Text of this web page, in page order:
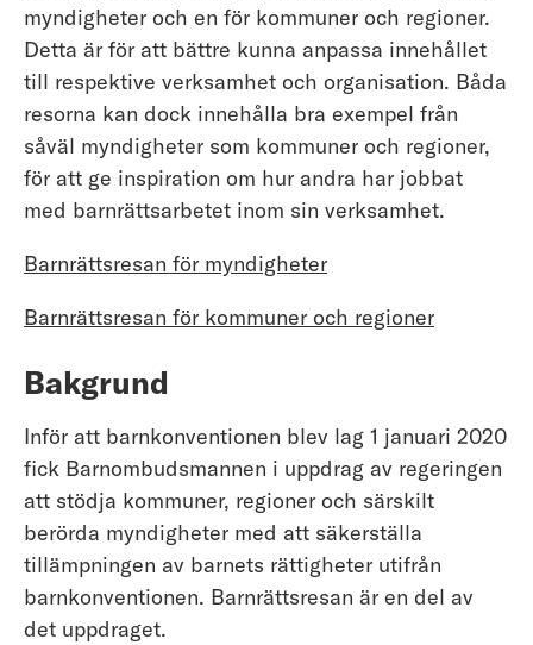
myndigheter och en för kommuner och regioner.
Detta är för att bättre kunna anpassa innehållet
till respektive verksamhet och organisation. Båda
resorna kan dock innehålla bra exempel från
såväl myndigheter som kommuner och regioner,
för att ge inspiration om hur andra har jobbat
med barnrättsarbetet inom sin verksamhet.
Barnrättsresan för myndigheter
Barnrättsresan för kommuner och regioner
Bakgrund
Inför att barnkonventionen blev lag 1 januari 2020
fick Barnombudsmannen i uppdrag av regeringen
att stödja kommuner, regioner och särskilt
berörda myndigheter med att säkerställa
tillämpningen av barnets rättigheter utifrån
barnkonventionen. Barnrättsresan är en del av
det uppdraget.